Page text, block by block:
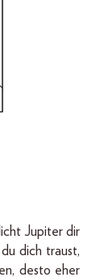
Jupiter dir
dich traust,
desto eher